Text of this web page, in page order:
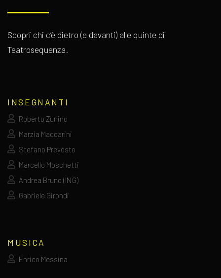
Scopri chi c’è dietro (e davanti) alle quinte di
Teatrosequenza.
INSEGNANTI
Roberto Zunino
Marzia Maccarini
Stefano Prevosto
Marcello Moschetti
Andrea Bruno (ING)
Gabriele Girondi
MUSICA
Enrico Messina